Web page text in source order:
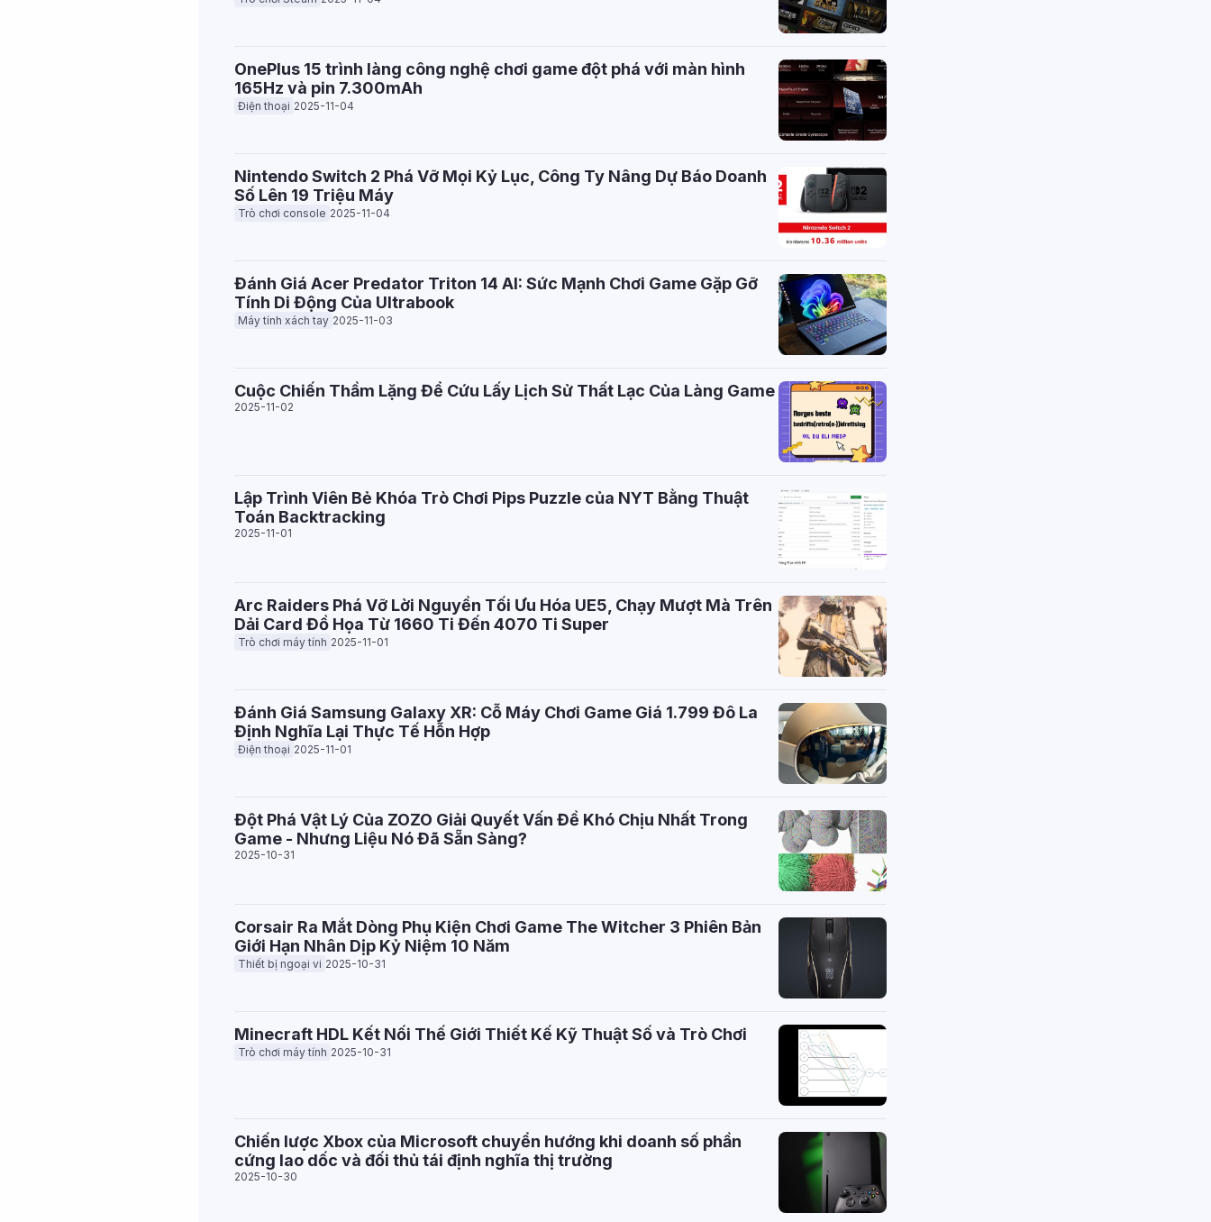
OnePlus 15 trình làng công nghệ chơi game đột phá với màn hình
165Hz và pin 7.300mAh
Điện thoại 2025-11-04
Nintendo Switch 2 Phá Vỡ Mọi Kỷ Lục, Công Ty Nâng Dự Báo Doanh
Số Lên 19 Triệu Máy
Trò chơi console 2025-11-04
Đánh Giá Acer Predator Triton 14 AI: Sức Mạnh Chơi Game Gặp Gỡ
Tính Di Động Của Ultrabook
Máy tính xách tay 2025-11-03
Cuộc Chiến Thầm Lặng Để Cứu Lấy Lịch Sử Thất Lạc Của Làng Game
2025-11-02
Lập Trình Viên Bẻ Khóa Trò Chơi Pips Puzzle của NYT Bằng Thuật
Toán Backtracking
2025-11-01
Arc Raiders Phá Vỡ Lời Nguyền Tối Ưu Hóa UE5, Chạy Mượt Mà Trên
Dải Card Đồ Họa Từ 1660 Ti Đến 4070 Ti Super
Trò chơi máy tính 2025-11-01
Đánh Giá Samsung Galaxy XR: Cỗ Máy Chơi Game Giá 1.799 Đô La
Định Nghĩa Lại Thực Tế Hỗn Hợp
Điện thoại 2025-11-01
Đột Phá Vật Lý Của ZOZO Giải Quyết Vấn Đề Khó Chịu Nhất Trong
Game - Nhưng Liệu Nó Đã Sẵn Sàng?
2025-10-31
Corsair Ra Mắt Dòng Phụ Kiện Chơi Game The Witcher 3 Phiên Bản
Giới Hạn Nhân Dịp Kỷ Niệm 10 Năm
Thiết bị ngoại vi 2025-10-31
Minecraft HDL Kết Nối Thế Giới Thiết Kế Kỹ Thuật Số và Trò Chơi
Trò chơi máy tính 2025-10-31
Chiến lược Xbox của Microsoft chuyển hướng khi doanh số phần
cứng lao dốc và đối thủ tái định nghĩa thị trường
2025-10-30